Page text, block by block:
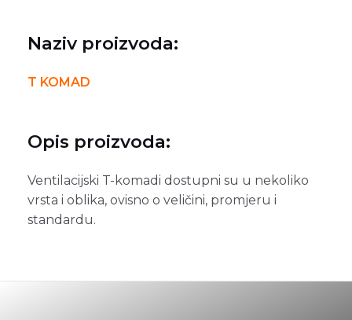
Naziv proizvoda:
T KOMAD
Opis proizvoda:
Ventilacijski T-komadi dostupni su u nekoliko
vrsta i oblika, ovisno o veličini, promjeru i
standardu.